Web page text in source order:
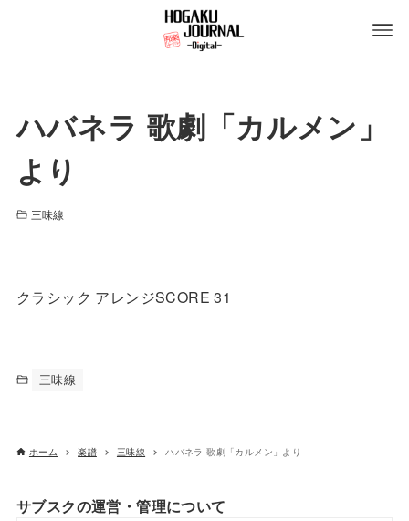
ハバネラ 歌劇「カルメン」
より
三味線
クラシック アレンジSCORE 31
三味線
ホーム 楽譜 三味線 ハバネラ 歌劇「カルメン」より
サブスクの運営・管理について